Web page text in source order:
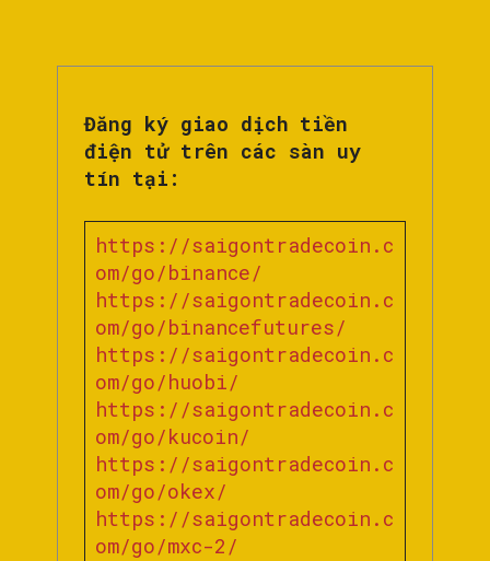
Đăng ký giao dịch tiền
điện tử trên các sàn uy
tín tại:
https://saigontradecoin.c
om/go/binance/
https://saigontradecoin.c
om/go/binancefutures/
https://saigontradecoin.c
om/go/huobi/
https://saigontradecoin.c
om/go/kucoin/
https://saigontradecoin.c
om/go/okex/
https://saigontradecoin.c
om/go/mxc-2/